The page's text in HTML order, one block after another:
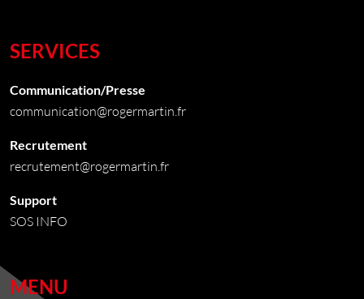
facebookinstagramlinkedin
SERVICES
Communication/Presse
communication@rogermartin.fr
Recrutement
recrutement@rogermartin.fr
Support
SOS INFO
MENU